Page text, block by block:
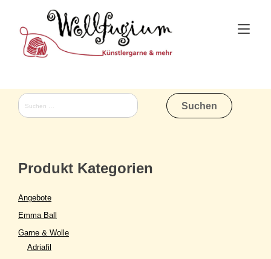
content
Suchen
nach:
Produkt Kategorien
Angebote
Emma Ball
Garne & Wolle
Adriafil